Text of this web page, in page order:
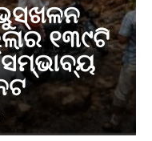
ଭୁସ୍ଖଳନ
୧୩୯ଟି